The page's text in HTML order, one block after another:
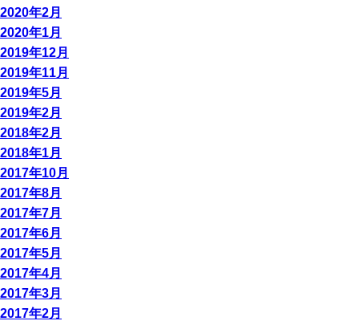
2020年2月
2020年1月
2019年12月
2019年11月
2019年5月
2019年2月
2018年2月
2018年1月
2017年10月
2017年8月
2017年7月
2017年6月
2017年5月
2017年4月
2017年3月
2017年2月